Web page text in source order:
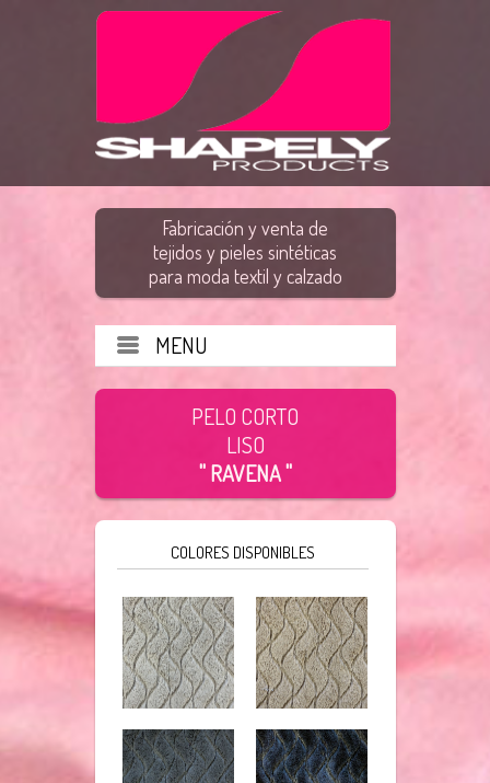
Fabricación y venta de
tejidos y pieles sintéticas
para moda textil y calzado
MENU
PELO CORTO
LISO
" RAVENA "
COLORES DISPONIBLES